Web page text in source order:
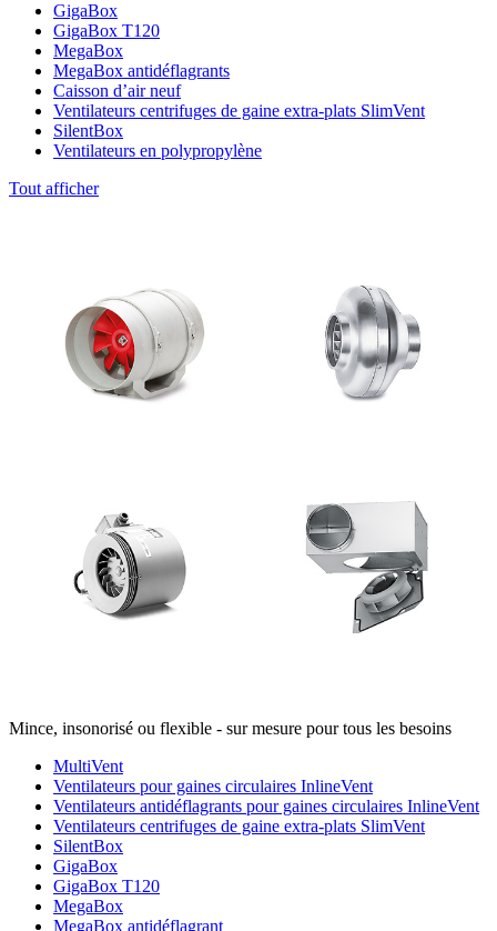
GigaBox
GigaBox T120
MegaBox
MegaBox antidéflagrants
Caisson d’air neuf
Ventilateurs centrifuges de gaine extra-plats SlimVent
SilentBox
Ventilateurs en polypropylène
Tout afficher
Mince, insonorisé ou flexible - sur mesure pour tous les besoins
MultiVent
Ventilateurs pour gaines circulaires InlineVent
Ventilateurs antidéflagrants pour gaines circulaires InlineVent
Ventilateurs centrifuges de gaine extra-plats SlimVent
SilentBox
GigaBox
GigaBox T120
MegaBox
MegaBox antidéflagrant